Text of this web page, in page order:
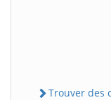
Trouver des